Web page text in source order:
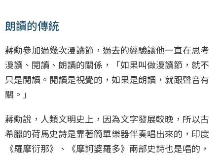
朗讀的傳統
蔣勳參加過幾次漫讀節，過去的經驗讓他一直在思考
漫讀、閱讀、朗讀的關係，「如果叫做漫讀節，就不
只是閱讀。閱讀是視覺的，如果是朗讀，就跟聲音有
關。」
蔣勳說，人類文明史上，因為文字發展較晚，所以古
希臘的荷馬史詩是靠著簡單樂器伴奏唱出來的，印度
《羅摩衍那》、《摩訶婆羅多》兩部史詩也是唱的，